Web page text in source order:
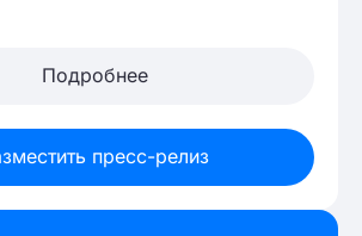
Подробнее
пресс-релиз